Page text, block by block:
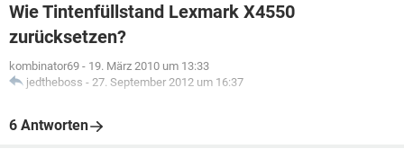
Wie Tintenfüllstand Lexmark X4550
zurücksetzen?
kombinator69 - 19. März 2010 um 13:33
jedtheboss - 27. September 2012 um 16:37
6 Antworten